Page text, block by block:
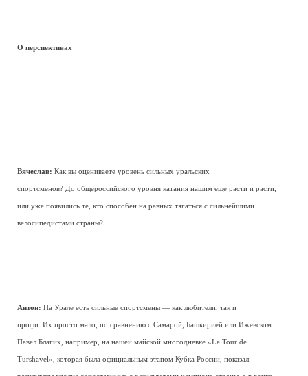
О перспективах
Вячеслав: Как вы оцениваете уровень сильных уральских
спортсменов? До общероссийского уровня катания нашим еще расти и расти,
или уже появились те, кто способен на равных тягаться с сильнейшими
велосипедистами страны?
Антон: На Урале есть сильные спортсмены — как любители, так и
профи. Их просто мало, по сравнению с Самарой, Башкирией или Ижевском.
Павел Благих, например, на нашей майской многодневке «Le Tour de
Turshavel», которая была официальным этапом Кубка России, показал